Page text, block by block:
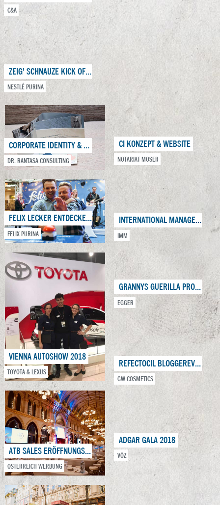
C&A
ZEIG' SCHNAUZE KICK OFF EVENT
NESTLÉ PURINA
CORPORATE IDENTITY & DESIGN
DR. RANTASA CONSULTING
FELIX LECKER ENTDECKER WOCHEN 2018
FELIX PURINA
VIENNA AUTOSHOW 2018
TOYOTA & LEXUS
ATB SALES ERÖFFNUNGSABEND & NETWORKING NIGHT
ÖSTERREICH WERBUNG
CI KONZEPT & WEBSITE
NOTARIAT MOSER
INTERNATIONAL MANAGEMENT MEETING
IMM
GRANNYS GUERILLA PROMOTION
EGGER
REFECTOCIL BLOGGEREVENTS
GW COSMETICS
ADGAR GALA 2018
VÖZ